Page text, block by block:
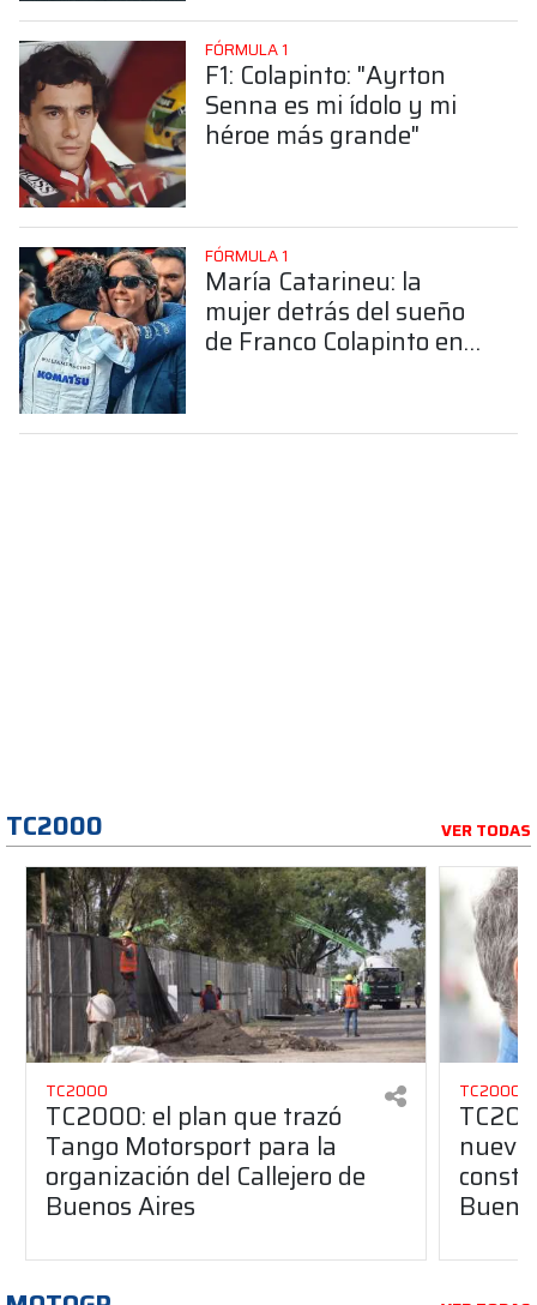
FÓRMULA 1
F1: Colapinto: "Ayrton
Senna es mi ídolo y mi
héroe más grande"
FÓRMULA 1
María Catarineu: la
mujer detrás del sueño
de Franco Colapinto en
TC2000 VER TODAS
TC2000
TC2000: el plan que trazó
Tango Motorsport para la
organización del Callejero de
Buenos Aires
TC2000